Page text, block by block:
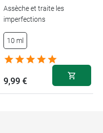
Assèche et traite les
imperfections
10 ml
9,99 €